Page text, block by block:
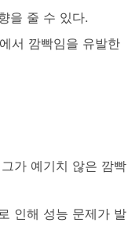
을 줄 수 있다.
서 깜빡임을 유발한
가 예기치 않은 깜빡
인해 성능 문제가 발